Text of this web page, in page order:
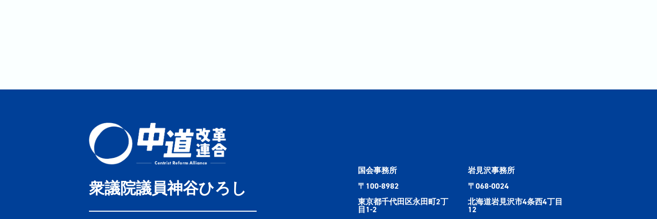
衆議院議員神谷ひろし
国会事務所
〒100-8982
東京都千代田区永田町2丁
目1-2
岩見沢事務所
〒068-0024
北海道岩見沢市4条西4丁目
12